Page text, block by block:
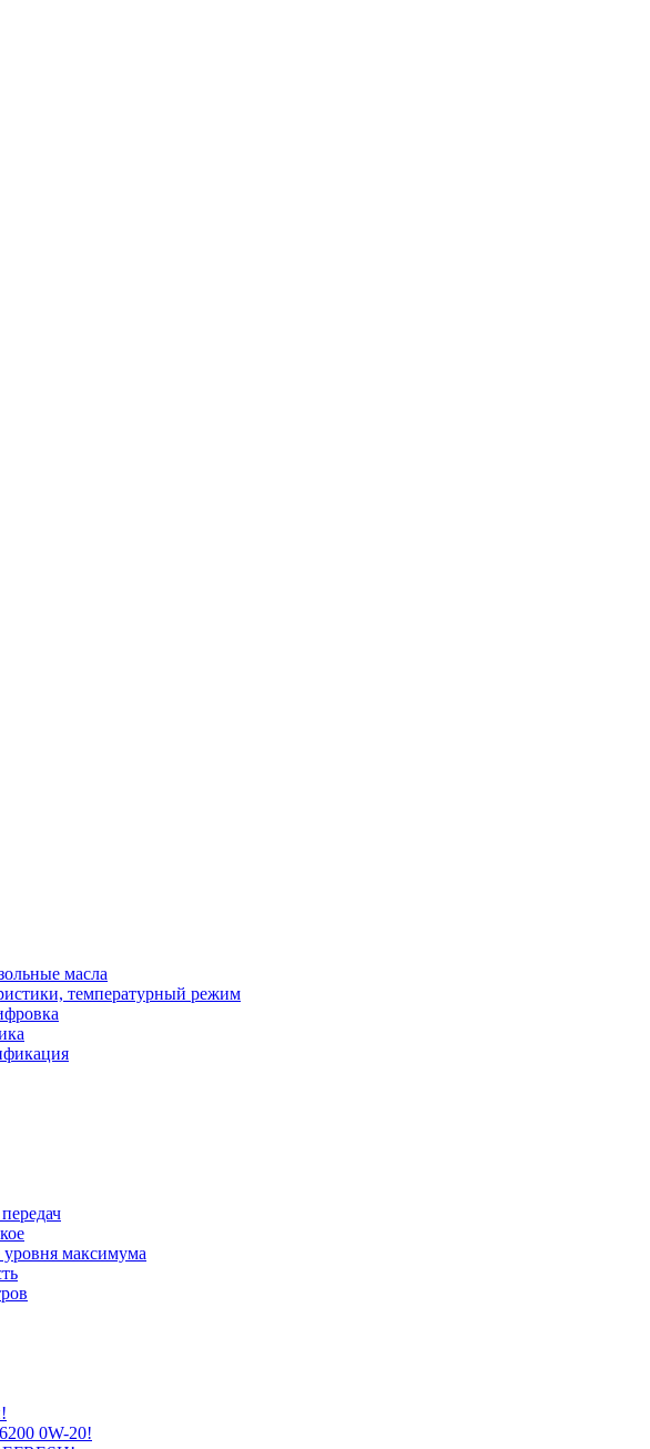
масла
температурный режим
уровня максимума
0W-20!